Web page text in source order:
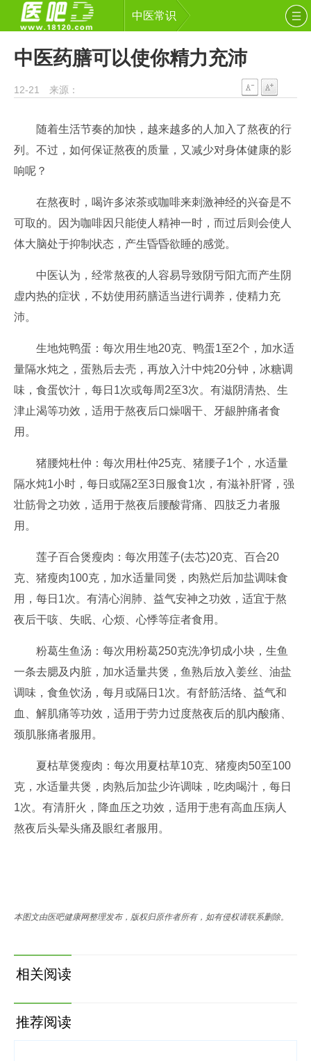
中医常识
中医药膳可以使你精力充沛
12-21 来源：
随着生活节奏的加快，越来越多的人加入了熬夜的行
列。不过，如何保证熬夜的质量，又减少对身体健康的影
响呢？
在熬夜时，喝许多浓茶或咖啡来刺激神经的兴奋是不
可取的。因为咖啡因只能使人精神一时，而过后则会使人
体大脑处于抑制状态，产生昏昏欲睡的感觉。
中医认为，经常熬夜的人容易导致阴亏阳亢而产生阴
虚内热的症状，不妨使用药膳适当进行调养，使精力充
沛。
生地炖鸭蛋：每次用生地20克、鸭蛋1至2个，加水适
量隔水炖之，蛋熟后去壳，再放入汁中炖20分钟，冰糖调
味，食蛋饮汁，每日1次或每周2至3次。有滋阴清热、生
津止渴等功效，适用于熬夜后口燥咽干、牙龈肿痛者食
用。
猪腰炖杜仲：每次用杜仲25克、猪腰子1个，水适量
隔水炖1小时，每日或隔2至3日服食1次，有滋补肝肾，强
壮筋骨之功效，适用于熬夜后腰酸背痛、四肢乏力者服
用。
莲子百合煲瘦肉：每次用莲子(去芯)20克、百合20
克、猪瘦肉100克，加水适量同煲，肉熟烂后加盐调味食
用，每日1次。有清心润肺、益气安神之功效，适宜于熬
夜后干咳、失眠、心烦、心悸等症者食用。
粉葛生鱼汤：每次用粉葛250克洗净切成小块，生鱼
一条去腮及内脏，加水适量共煲，鱼熟后放入姜丝、油盐
调味，食鱼饮汤，每月或隔日1次。有舒筋活络、益气和
血、解肌痛等功效，适用于劳力过度熬夜后的肌内酸痛、
颈肌胀痛者服用。
夏枯草煲瘦肉：每次用夏枯草10克、猪瘦肉50至100
克，水适量共煲，肉熟后加盐少许调味，吃肉喝汁，每日
1次。有清肝火，降血压之功效，适用于患有高血压病人
熬夜后头晕头痛及眼红者服用。
本图文由医吧健康网整理发布，版权归原作者所有，如有侵权请联系删除。
相关阅读
推荐阅读